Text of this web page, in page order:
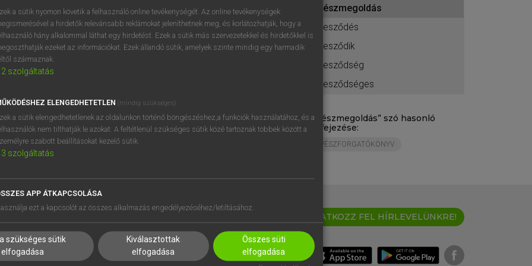
BELÉPÉS
próbaverziójának elindításához
regisztrálok ésbelépek.
REGISZTRÁCIÓ
vészmegoldás
vesződés
vesződik
vesződség
vesződséges
„ vészmegoldás” szó hasonló
kifejezése:
VÉSZFORGATÓKÖNYV
SÚGÓ
ELÉRHETŐSÉG
SÜTI BEÁLLÍTÁSOK
IRATKOZZ FEL HÍRLEVELÜNKRE!
a sütik nyomon követik a felhasználó online tevékenységét. Az online tevékenységek
a hirdetők relevánsabb reklámokat jeleníthetnek meg, és korlátozhatják, hogy a
hány alkalommal láthat egy hirdetést. Ezek a sütik más szervezetekkel és hirdetőkkel is
ezeket az információkat. Ezek állandó sütik, amelyek szinte mindig egy harmadik
származnak.
2 szolgáltatás
ELENGEDHETETLEN (mindig szükséges)
a sütik elengedhetetlenek az oldalunkon történő böngészéshez,a funkciók használatához, és a
nem tilthatják le azokat. A feltétlenül szükséges sütik közé tartoznak többek között a
szabott beállításokat kezelő sütik.
3 szolgáltatás
APP ÁTKAPCSOLÁSA
ezt a kapcsolót az összes alkalmazás engedélyezéséhez/letiltásához.
szükséges sütik
elfogadása
Kiválasztottak
elfogadása
Összes süti
elfogadása